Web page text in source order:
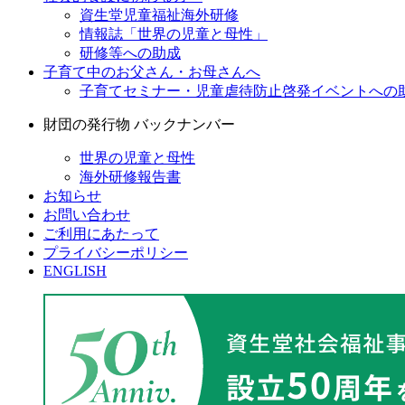
資生堂児童福祉海外研修
情報誌「世界の児童と母性」
研修等への助成
子育て中のお父さん・お母さんへ
子育てセミナー・児童虐待防止啓発イベントへの
財団の発行物 バックナンバー
世界の児童と母性
海外研修報告書
お知らせ
お問い合わせ
ご利用にあたって
プライバシーポリシー
ENGLISH